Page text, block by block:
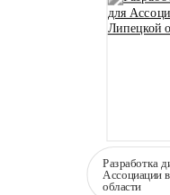
Разработка
Ассоциации
области